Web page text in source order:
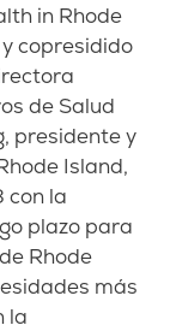
in Rhode
copresidido
de Salud
presidente y
Island,
con la
plazo para
Rhode
más
la